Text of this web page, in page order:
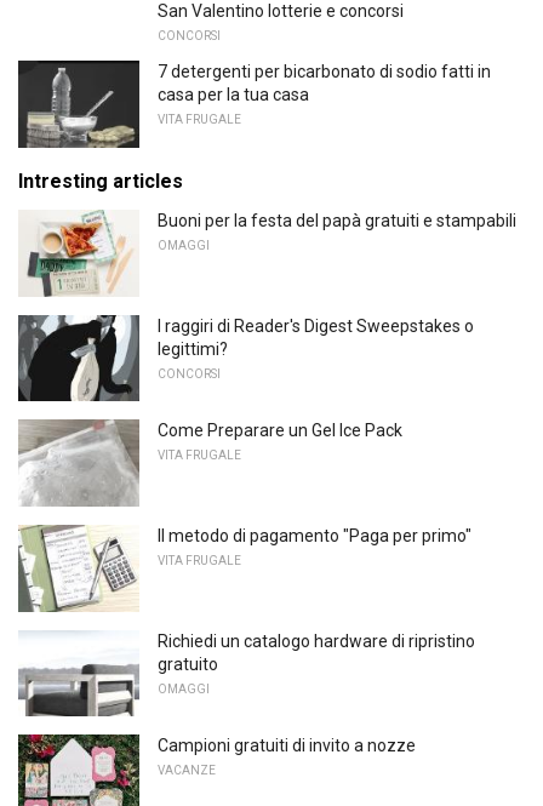
San Valentino lotterie e concorsi
CONCORSI
7 detergenti per bicarbonato di sodio fatti in
casa per la tua casa
VITA FRUGALE
Intresting articles
Buoni per la festa del papà gratuiti e stampabili
OMAGGI
I raggiri di Reader's Digest Sweepstakes o
legittimi?
CONCORSI
Come Preparare un Gel Ice Pack
VITA FRUGALE
Il metodo di pagamento "Paga per primo"
VITA FRUGALE
Richiedi un catalogo hardware di ripristino
gratuito
OMAGGI
Campioni gratuiti di invito a nozze
VACANZE